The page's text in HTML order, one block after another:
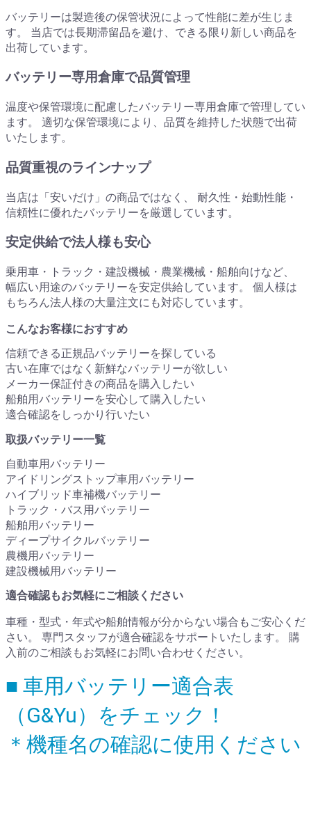
バッテリーは製造後の保管状況によって性能に差が生じま
す。 当店では長期滞留品を避け、できる限り新しい商品を
出荷しています。
バッテリー専用倉庫で品質管理
温度や保管環境に配慮したバッテリー専用倉庫で管理してい
ます。 適切な保管環境により、品質を維持した状態で出荷
いたします。
品質重視のラインナップ
当店は「安いだけ」の商品ではなく、 耐久性・始動性能・
信頼性に優れたバッテリーを厳選しています。
安定供給で法人様も安心
乗用車・トラック・建設機械・農業機械・船舶向けなど、
幅広い用途のバッテリーを安定供給しています。 個人様は
もちろん法人様の大量注文にも対応しています。
こんなお客様におすすめ
信頼できる正規品バッテリーを探している
古い在庫ではなく新鮮なバッテリーが欲しい
メーカー保証付きの商品を購入したい
船舶用バッテリーを安心して購入したい
適合確認をしっかり行いたい
取扱バッテリー一覧
自動車用バッテリー
アイドリングストップ車用バッテリー
ハイブリッド車補機バッテリー
トラック・バス用バッテリー
船舶用バッテリー
ディープサイクルバッテリー
農機用バッテリー
建設機械用バッテリー
適合確認もお気軽にご相談ください
車種・型式・年式や船舶情報が分からない場合もご安心くだ
さい。 専門スタッフが適合確認をサポートいたします。 購
入前のご相談もお気軽にお問い合わせください。
■ 車用バッテリー適合表
（G&Yu）をチェック！
＊機種名の確認に使用ください